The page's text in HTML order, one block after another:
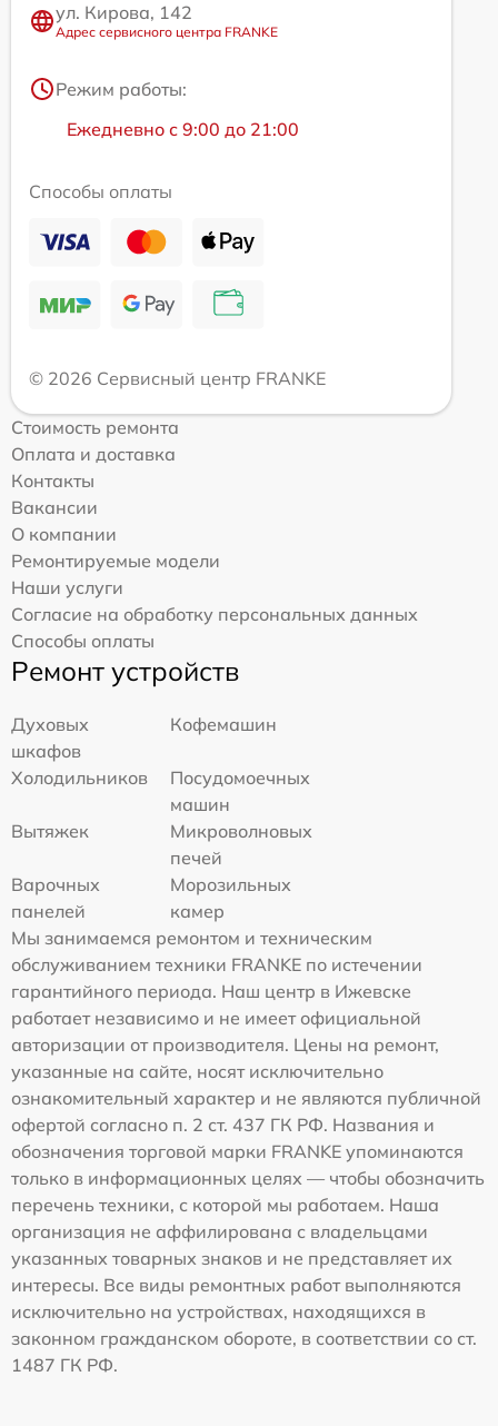
ул. Кирова, 142
Адрес сервисного центра FRANKE
Режим работы:
Ежедневно с 9:00 до 21:00
Способы оплаты
© 2026 Сервисный центр FRANKE
Стоимость ремонта
Оплата и доставка
Контакты
Вакансии
О компании
Ремонтируемые модели
Наши услуги
Согласие на обработку персональных данных
Способы оплаты
Ремонт устройств
Духовых
шкафов
Кофемашин
Холодильников
Посудомоечных
машин
Вытяжек
Микроволновых
печей
Варочных
панелей
Морозильных
камер
Мы занимаемся ремонтом и техническим
обслуживанием техники FRANKE по истечении
гарантийного периода. Наш центр в Ижевске
работает независимо и не имеет официальной
авторизации от производителя. Цены на ремонт,
указанные на сайте, носят исключительно
ознакомительный характер и не являются публичной
офертой согласно п. 2 ст. 437 ГК РФ. Названия и
обозначения торговой марки FRANKE упоминаются
только в информационных целях — чтобы обозначить
перечень техники, с которой мы работаем. Наша
организация не аффилирована с владельцами
указанных товарных знаков и не представляет их
интересы. Все виды ремонтных работ выполняются
исключительно на устройствах, находящихся в
законном гражданском обороте, в соответствии со ст.
1487 ГК РФ.